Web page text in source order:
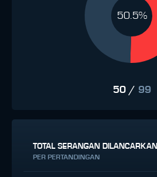
50.5%
50/ 99
TOTAL SERANGAN DILANCARKAN
PER PERTANDINGAN